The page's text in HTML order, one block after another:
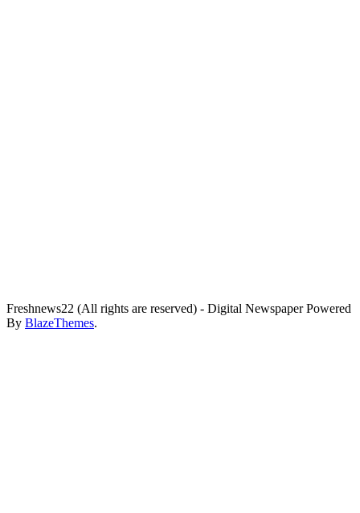
Freshnews22 (All rights are reserved) - Digital Newspaper Powered
By BlazeThemes.